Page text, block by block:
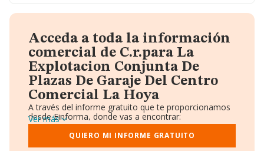
Acceda a toda la información
comercial de C.r.para La
Explotacion Conjunta De
Plazas De Garaje Del Centro
Comercial La Hoya
A través del informe gratuito que te proporcionamos
desde Einforma, donde vas a encontrar:
Datos identificativos: Denominación, CIF,
Teléfono, Domicilio.
Informe Mercantil Completo (BORME).
Ver más
QUIERO MI INFORME GRATUITO